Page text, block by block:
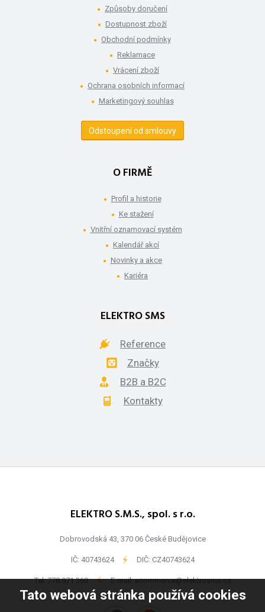
Tato webová stránka používá cookies
Způsoby doručení
Dostupnost zboží
Obchodní podmínky
Reklamace
Vrácení zboží
Ochrana osobních informací
Marketingový souhlas
Odstoupení od smlouvy
O FIRMĚ
Profil a historie
Ke stažení
Vnitřní oznamovací systém
Kalendář akcí
Novinky a akce
Kariéra
ELEKTRO SMS
Reference
Značky
B2B a B2C
Kontakty
ELEKTRO S.M.S., spol. s r.o.
Dobrovodská 43, 370 06 České Budějovice
IČ: 40743624 - DIČ: CZ40743624
Tel:778 971 369 - E-mail:ecommerce@elektrosms.cz